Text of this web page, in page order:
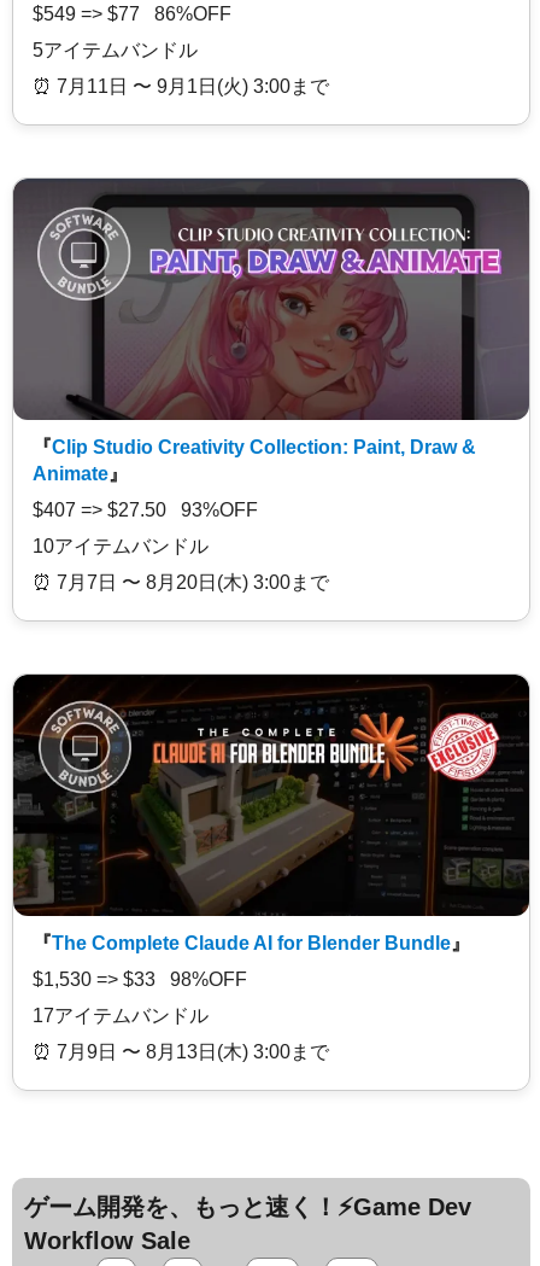
$549 => $77 86%OFF
5アイテムバンドル
⏰️ 7月11日 〜 9月1日(火) 3:00まで
『Clip Studio Creativity Collection: Paint, Draw &
Animate 』
$407 => $27.50 93%OFF
10アイテムバンドル
⏰️ 7月7日 〜 8月20日(木) 3:00まで
『The Complete Claude AI for Blender Bundle 』
$1,530 => $33 98%OFF
17アイテムバンドル
⏰️ 7月9日 〜 8月13日(木) 3:00まで
ゲーム開発を、もっと速く！⚡️Game Dev
Workflow Sale